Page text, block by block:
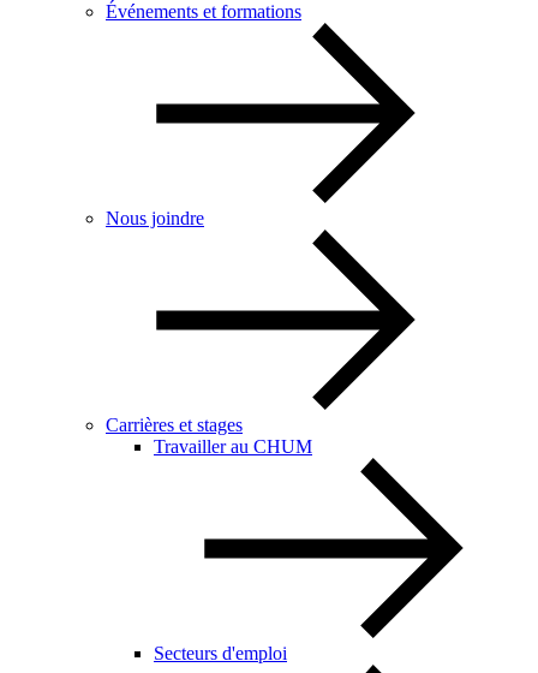
Événements et formations
Nous joindre
Carrières et stages
Travailler au CHUM
Secteurs d'emploi